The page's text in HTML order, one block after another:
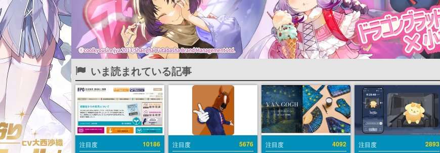
いま読まれている記事
注目度 10186 注目度 5676 注目度 4092 注目度 2893